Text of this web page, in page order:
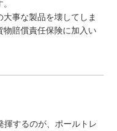
事な製品を壊してしま
物賠償責任保険に加入い
揮するのが、ポールトレ